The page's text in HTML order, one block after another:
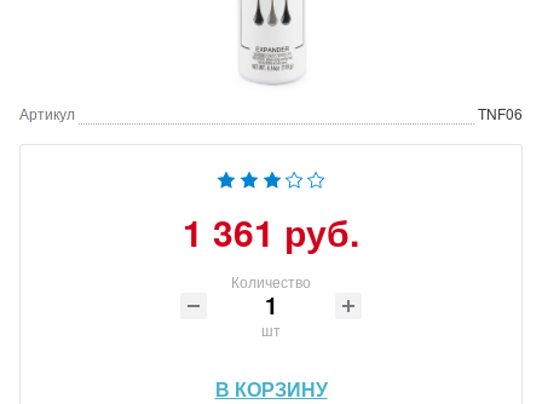
Артикул TNF06
1 361 руб.
Количество
шт
В КОРЗИНУ